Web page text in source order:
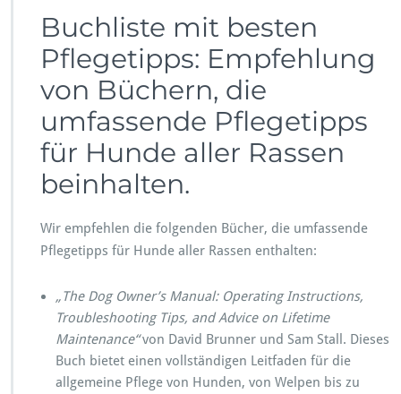
Buchliste mit besten
Pflegetipps: Empfehlung
von Büchern, die
umfassende Pflegetipps
für Hunde aller Rassen
beinhalten.
Wir empfehlen die folgenden Bücher, die umfassende
Pflegetipps für Hunde aller Rassen enthalten:
„The Dog Owner’s Manual: Operating Instructions,
Troubleshooting Tips, and Advice on Lifetime
Maintenance“von David Brunner und Sam Stall. Dieses
Buch bietet einen vollständigen Leitfaden für die
allgemeine Pflege von Hunden, von Welpen bis zu